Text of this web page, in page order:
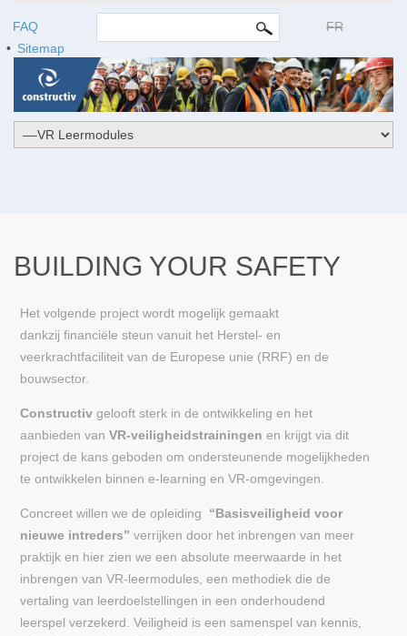
FAQ
Sitemap
FR
BUILDING YOUR SAFETY
Het volgende project wordt mogelijk gemaakt
dankzij financiële steun vanuit het Herstel- en
veerkrachtfaciliteit van de Europese unie (RRF) en de
bouwsector.
Constructiv gelooft sterk in de ontwikkeling en het
aanbieden van VR-veiligheidstrainingen en krijgt via dit
project de kans geboden om ondersteunende mogelijkheden
te ontwikkelen binnen e-learning en VR-omgevingen.
Concreet willen we de opleiding “Basisveiligheid voor
nieuwe intreders” verrijken door het inbrengen van meer
praktijk en hier zien we een absolute meerwaarde in het
inbrengen van VR-leermodules, een methodiek die de
vertaling van leerdoelstellingen in een onderhoudend
leerspel verzekerd. Veiligheid is een samenspel van kennis,